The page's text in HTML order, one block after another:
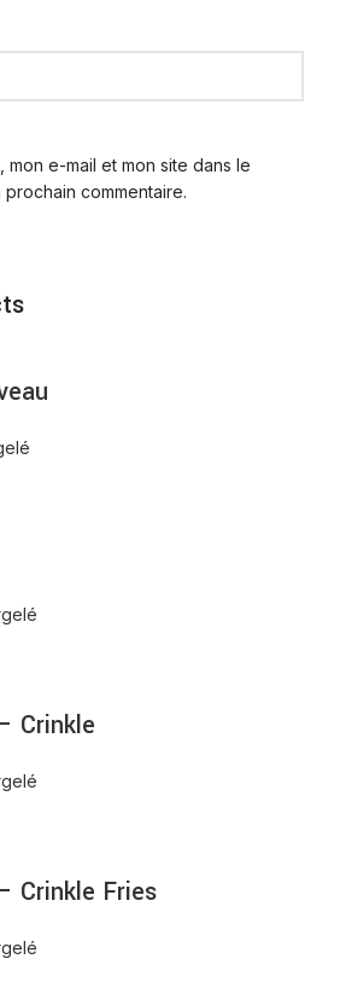
mon e-mail et mon site dans le
commentaire.
Crinkle
Crinkle Fries